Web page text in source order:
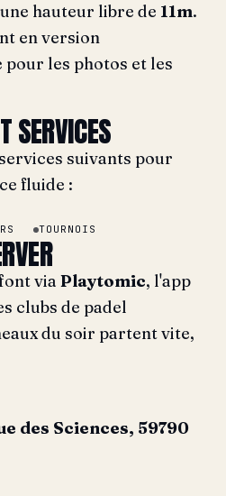
hauteur libre de 11m.
en version
les photos et les
SERVICES
suivants pour
fluide :
TOURNOIS
via Playtomic, l'app
clubs de padel
du soir partent vite,
des Sciences, 59790